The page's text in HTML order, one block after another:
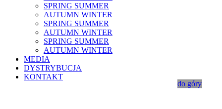
do góry
SPRING SUMMER
AUTUMN WINTER
SPRING SUMMER
AUTUMN WINTER
SPRING SUMMER
AUTUMN WINTER
MEDIA
DYSTRYBUCJA
KONTAKT